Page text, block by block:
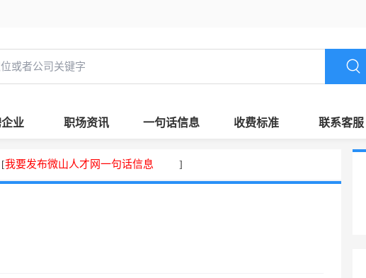
业 职场资讯 一句话信息 收费标准 联系客服
[我要发布微山人才网一句话信息 ]